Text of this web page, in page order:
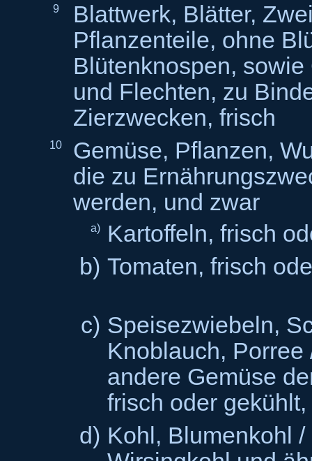
9
Blattwerk, Blätter,
Pflanzenteile, ohne
Blütenknospen, sowie
und Flechten, zu
Zierzwecken, frisch
10
Gemüse, Pflanzen,
die zu
werden, und zwar
a)
Kartoffeln, frisch
b) Tomaten, frisch
c) Speisezwiebeln,
Knoblauch, Porree
andere Gemüse
frisch oder gekühlt,
d) Kohl, Blumenkohl